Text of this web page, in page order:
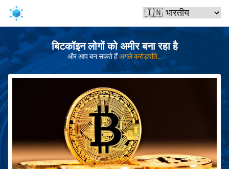
बिटकॉइन लोगों को अमीर बना रहा है
और आप बन सकते हैंअगले करोड़पति...